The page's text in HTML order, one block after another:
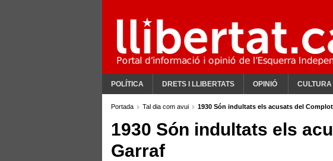
POLÍTICA DRETS I LLIBERTATS OPINIÓ CULTURA
Portada Tal dia com avui 1930 Són indultats els acusats del
1930 Són indultats els
Garraf